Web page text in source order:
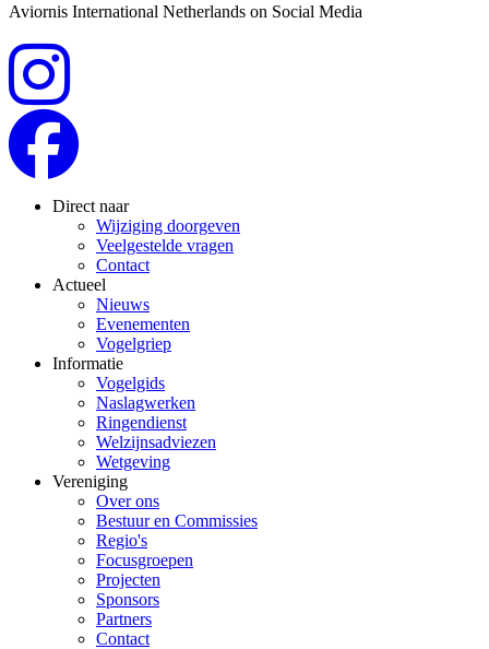
Aviornis International Netherlands on Social Media
Direct naar
Wijziging doorgeven
Veelgestelde vragen
Contact
Actueel
Nieuws
Evenementen
Vogelgriep
Informatie
Vogelgids
Naslagwerken
Ringendienst
Welzijnsadviezen
Wetgeving
Vereniging
Over ons
Bestuur en Commissies
Regio's
Focusgroepen
Projecten
Sponsors
Partners
Contact